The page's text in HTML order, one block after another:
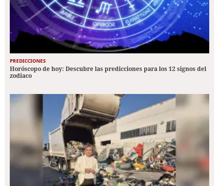
PREDICCIONES
Horóscopo de hoy: Descubre las predicciones para los 12 signos del
zodiaco